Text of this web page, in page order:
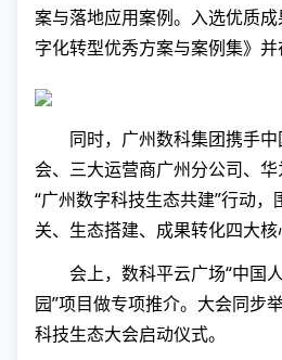
案与落地应用案例。入选优质
字化转型优秀方案与案例集》并
同时，广州数科集团携手
会、三大运营商广州分公司、
“广州数字科技生态共建”行动
关、生态搭建、成果转化四大核
会上，数科平云广场“中国
园”项目做专项推介。大会同步
科技生态大会启动仪式。